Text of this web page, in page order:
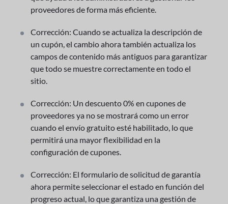
proveedores de forma más eficiente.
Corrección: Cuando se actualiza la descripción de
un cupón, el cambio ahora también actualiza los
campos de contenido más antiguos para garantizar
que todo se muestre correctamente en todo el
sitio.
Corrección: Un descuento 0% en cupones de
proveedores ya no se mostrará como un error
cuando el envío gratuito esté habilitado, lo que
permitirá una mayor flexibilidad en la
configuración de cupones.
Corrección: El formulario de solicitud de garantía
ahora permite seleccionar el estado en función del
progreso actual, lo que garantiza una gestión de